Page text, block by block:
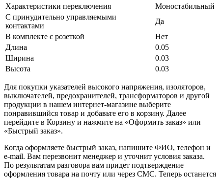
Характеристики переключения
Моностабильный
С принудительно управляемыми
контактами
Да
В комплекте с розеткой
Нет
Длина
0.05
Ширина
0.03
Высота
0.03
Для покупки указателей высокого напряжения, изоляторов,
выключателей, предохранителей, трансформаторов и другой
продукции в нашем интернет-магазине выберите
понравившийся товар и добавьте его в корзину. Далее
перейдите в Корзину и нажмите на «Оформить заказ» или
«Быстрый заказ».
Когда оформляете быстрый заказ, напишите ФИО, телефон и
e-mail. Вам перезвонит менеджер и уточнит условия заказа.
По результатам разговора вам придет подтверждение
оформления товара на почту или через СМС. Теперь останется